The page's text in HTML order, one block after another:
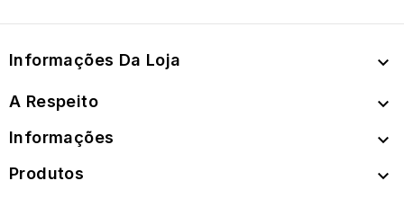
Informações Da Loja 
A Respeito 
Informações 
Produtos 